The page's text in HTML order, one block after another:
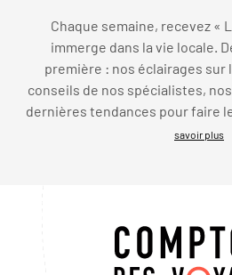
Chaque semaine, recevez «
immerge dans la vie locale.
première : nos éclairages
conseils de nos spécialistes,
dernières tendances pour faire
savoir plus